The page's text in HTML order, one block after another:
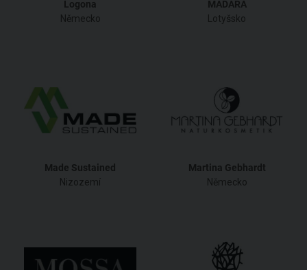
Logona
Německo
MÁDARA
Lotyšsko
Made Sustained
Nizozemí
Martina Gebhardt
Německo